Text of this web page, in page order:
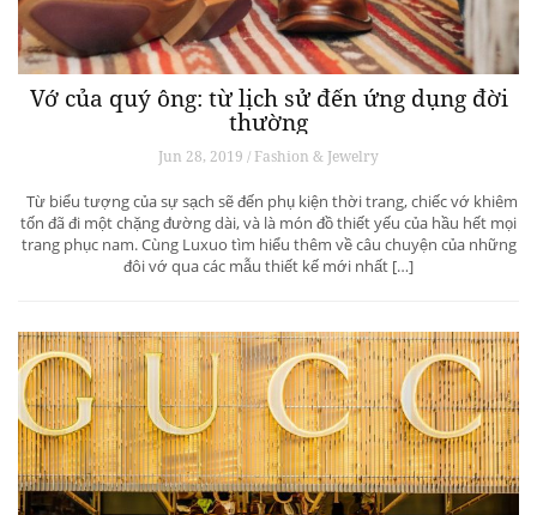
Vớ của quý ông: từ lịch sử đến ứng dụng đời
thường
Jun 28, 2019 / Fashion & Jewelry
Từ biểu tượng của sự sạch sẽ đến phụ kiện thời trang, chiếc vớ khiêm
tốn đã đi một chặng đường dài, và là món đồ thiết yếu của hầu hết mọi
trang phục nam. Cùng Luxuo tìm hiểu thêm về câu chuyện của những
đôi vớ qua các mẫu thiết kế mới nhất […]